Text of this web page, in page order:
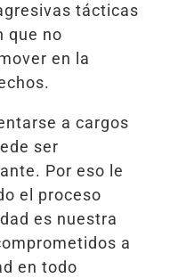
tácticas
que no
en la
a cargos
ser
Por eso le
el proceso
es nuestra
a
en todo